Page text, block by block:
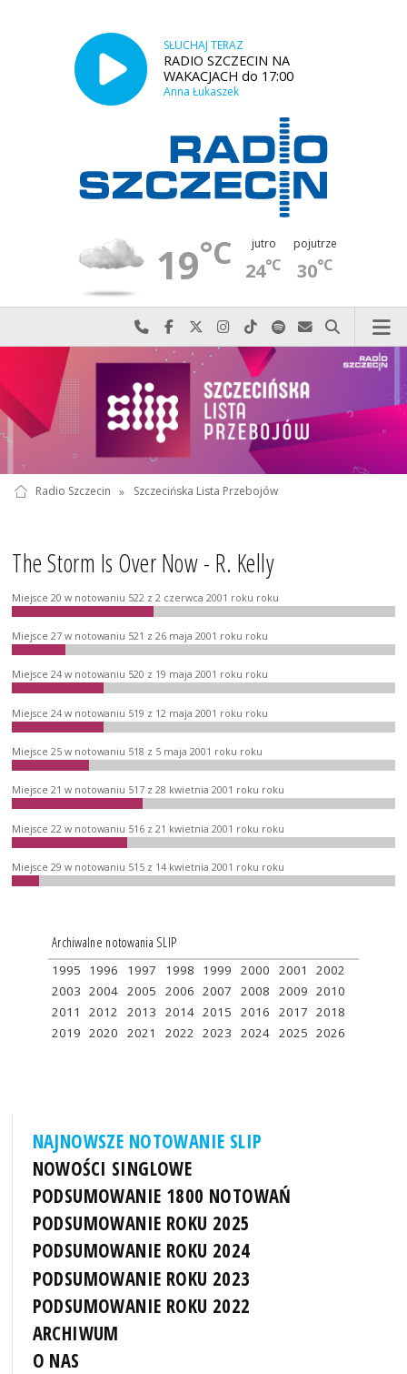
SŁUCHAJ TERAZ
RADIO SZCZECIN NA
WAKACJACH do 17:00
Anna Łukaszek
19°C jutro
24°C
pojutrze
30°C
Najlepiej po prostu do nas zadzwoń
Odwiedź nas na Facebook-u
Odwiedź nas na X
Odwiedź nas na Instagram-ie
Odwiedź nas na TikTok-u
Szukaj nas na Spotify
Wyślij do nas
Szukaj
Radio Szczecin » Szczecińska Lista Przebojów
The Storm Is Over Now - R. Kelly
Miejsce 20 w notowaniu 522 z 2 czerwca 2001 roku roku
Miejsce 27 w notowaniu 521 z 26 maja 2001 roku roku
Miejsce 24 w notowaniu 520 z 19 maja 2001 roku roku
Miejsce 24 w notowaniu 519 z 12 maja 2001 roku roku
Miejsce 25 w notowaniu 518 z 5 maja 2001 roku roku
Miejsce 21 w notowaniu 517 z 28 kwietnia 2001 roku roku
Miejsce 22 w notowaniu 516 z 21 kwietnia 2001 roku roku
Miejsce 29 w notowaniu 515 z 14 kwietnia 2001 roku roku
Archiwalne notowania SLIP
1995 1996 1997 1998 1999 2000 2001
2002
2003 2004 2005 2006 2007 2008 2009 2010
2011
2012 2013 2014 2015 2016 2017 2018
2019 2020 2021 2022 2023 2024 2025 2026
NAJNOWSZE NOTOWANIE SLIP
NOWOŚCI SINGLOWE
PODSUMOWANIE 1800 NOTOWAŃ
PODSUMOWANIE ROKU 2025
PODSUMOWANIE ROKU 2024
PODSUMOWANIE ROKU 2023
PODSUMOWANIE ROKU 2022
ARCHIWUM
O NAS